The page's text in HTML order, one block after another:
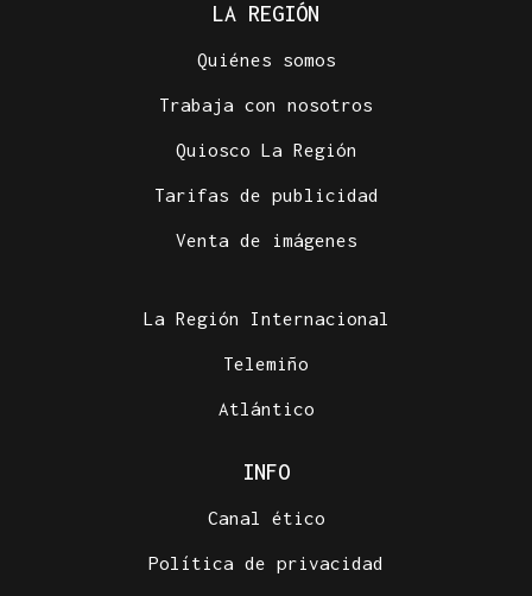
LA REGIÓN
Quiénes somos
Trabaja con nosotros
Quiosco La Región
Tarifas de publicidad
Venta de imágenes
La Región Internacional
Telemiño
Atlántico
INFO
Canal ético
Política de privacidad